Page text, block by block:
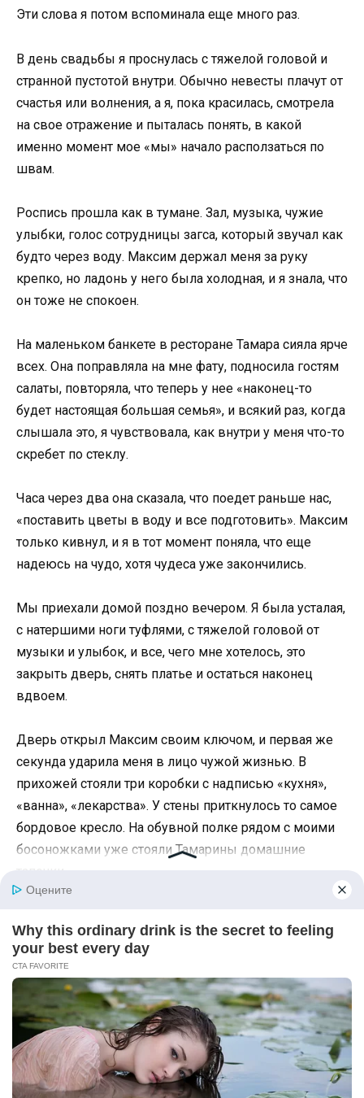
Эти слова я потом вспоминала еще много раз.
В день свадьбы я проснулась с тяжелой головой и
странной пустотой внутри. Обычно невесты плачут от
счастья или волнения, а я, пока красилась, смотрела
на свое отражение и пыталась понять, в какой
именно момент мое «мы» начало расползаться по
швам.
Роспись прошла как в тумане. Зал, музыка, чужие
улыбки, голос сотрудницы загса, который звучал как
будто через воду. Максим держал меня за руку
крепко, но ладонь у него была холодная, и я знала, что
он тоже не спокоен.
На маленьком банкете в ресторане Тамара сияла ярче
всех. Она поправляла на мне фату, подносила гостям
салаты, повторяла, что теперь у нее «наконец-то
будет настоящая большая семья», и всякий раз, когда
слышала это, я чувствовала, как внутри у меня что-то
скребет по стеклу.
Часа через два она сказала, что поедет раньше нас,
«поставить цветы в воду и все подготовить». Максим
только кивнул, и я в тот момент поняла, что еще
надеюсь на чудо, хотя чудеса уже закончились.
Мы приехали домой поздно вечером. Я была усталая,
с натершими ноги туфлями, с тяжелой головой от
музыки и улыбок, и все, чего мне хотелось, это
закрыть дверь, снять платье и остаться наконец
вдвоем.
Дверь открыл Максим своим ключом, и первая же
секунда ударила меня в лицо чужой жизнью. В
прихожей стояли три коробки с надписью «кухня»,
«ванна», «лекарства». У стены приткнулось то самое
бордовое кресло. На обувной полке рядом с моими
босоножками уже стояли Тамарины домашние
клеенка, в духовке пахло запеченной курицей, а на
спинке стула висел знакомый цветастый халат.
Тамара вышла из маленькой комнаты, вытирая руки
полотенцем, и улыбнулась так спокойно, будто все
происходящее было самым естественным на свете.
–Ну вот и молодые. Я ужин разогрела. С дороги надо